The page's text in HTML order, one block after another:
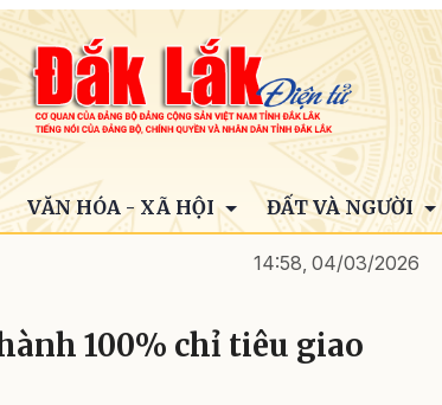
VĂN HÓA - XÃ HỘI ĐẤT VÀ NGƯỜI
14:58, 04/03/2026
100% chỉ tiêu giao